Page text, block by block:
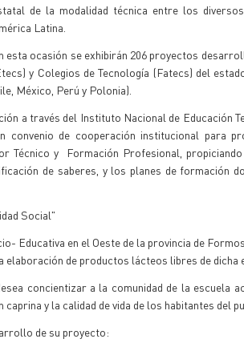
de la modalidad técnica entre los
Latina.
esta ocasión se exhibirán 206 proyectos
y Colegios de Tecnología (Fatecs) del
México, Perú y Polonia).
a través del Instituto Nacional de Educación
convenio de cooperación institucional para
Técnico y Formación Profesional,
de saberes, y los planes de formación
Social"
Educativa en el Oeste de la provincia de
de productos lácteos libres de dicha
concientizar a la comunidad de la escuela
y la calidad de vida de los habitantes del
de su proyecto: